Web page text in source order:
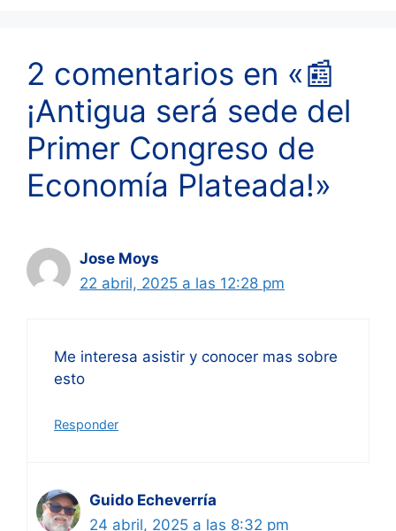
2 comentarios en «📰
¡Antigua será sede del
Primer Congreso de
Economía Plateada!»
Jose Moys
22 abril, 2025 a las 12:28 pm
Me interesa asistir y conocer mas sobre
esto
Responder
Guido Echeverría
24 abril, 2025 a las 8:32 pm